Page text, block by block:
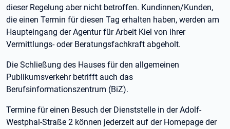
dieser Regelung aber nicht betroffen. Kundinnen/Kunden,
die einen Termin für diesen Tag erhalten haben, werden am
Haupteingang der Agentur für Arbeit Kiel von ihrer
Vermittlungs- oder Beratungsfachkraft abgeholt.
Die Schließung des Hauses für den allgemeinen
Publikumsverkehr betrifft auch das
Berufsinformationszentrum (BiZ).
Termine für einen Besuch der Dienststelle in der Adolf-
Westphal-Straße 2 können jederzeit auf der Homepage der